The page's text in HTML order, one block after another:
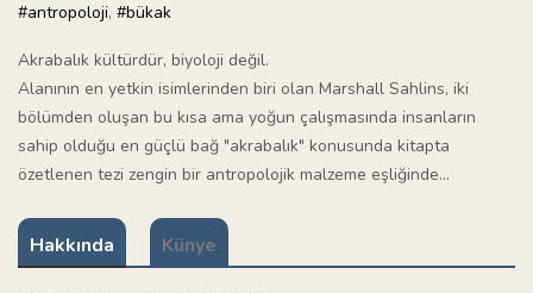
#antropoloji, #bükak
Akrabalık kültürdür, biyoloji değil.
Alanının en yetkin isimlerinden biri olan Marshall Sahlins, iki
bölümden oluşan bu kısa ama yoğun çalışmasında insanların
sahip olduğu en güçlü bağ "akrabalık" konusunda kitapta
özetlenen tezi zengin bir antropolojik malzeme eşliğinde...
Hakkında Künye